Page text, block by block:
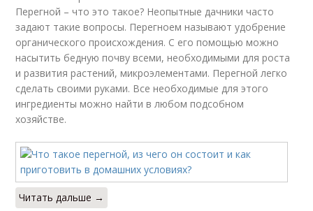
Перегной – что это такое? Неопытные дачники часто
задают такие вопросы. Перегноем называют удобрение
органического происхождения. С его помощью можно
насытить бедную почву всеми, необходимыми для роста
и развития растений, микроэлементами. Перегной легко
сделать своими руками. Все необходимые для этого
ингредиенты можно найти в любом подсобном
хозяйстве.
Читать дальше →